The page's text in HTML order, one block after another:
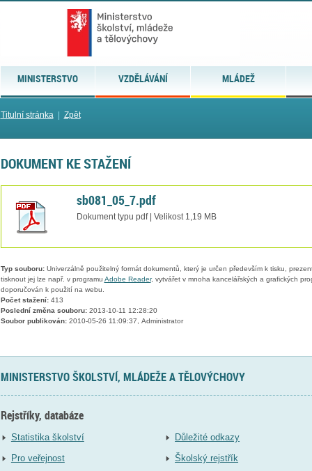
MINISTERSTVO VZDĚLÁVÁNÍ MLÁDEŽ
Titulní stránka| Zpět
DOKUMENT KE STAŽENÍ
sb081_05_7.pdf
Dokument typu pdf | Velikost 1,19 MB
Typ souboru:Univerzálně použitelný formát dokumentů, který je určen především k tisku,
tisknout jej lze např. v programu Adobe Reader, vytvářet v mnoha kancelářských a grafických
doporučován k použití na webu.
Počet stažení:413
Poslední změna souboru:2013-10-11 12:28:20
Soubor publikován:2010-05-26 11:09:37, Administrator
MINISTERSTVO ŠKOLSTVÍ, MLÁDEŽE A TĚLOVÝCHOVY
Rejstříky, databáze
Statistika školství
Pro veřejnost
Důležité odkazy
Školský rejstřík